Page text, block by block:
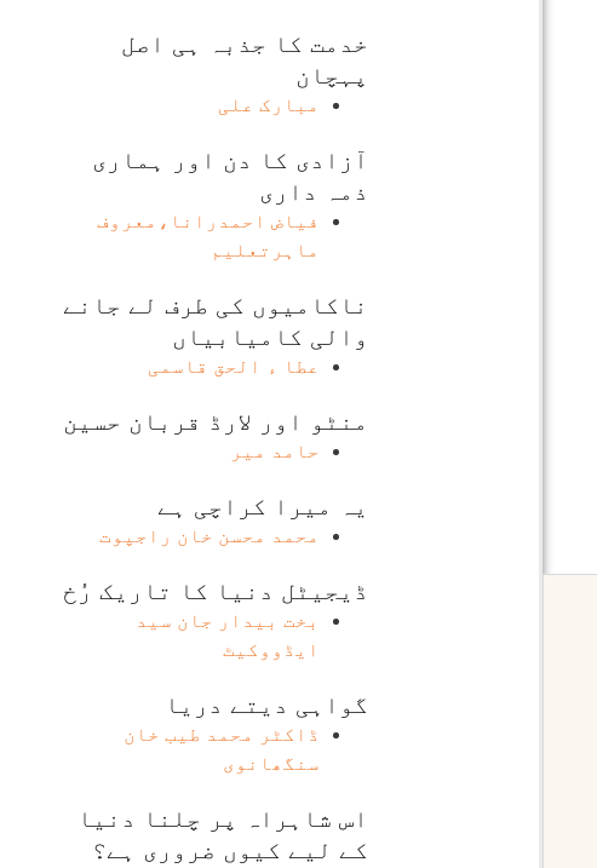
خدمت کا جذبہ ہی اصل
پہچان
مبارک علی
آزادی کا دن اور ہماری
ذمہ داری
فیاض احمدرانا،معروف
ماہرتعلیم
ناکامیوں کی طرف لے جانے
والی کامیابیاں
عطا ء الحق قاسمی
منٹو اور لارڈ قربان حسین
حامد میر
یہ میرا کراچی ہے
محمد محسن خان راجپوت
ڈیجیٹل دنیا کا تاریک رُخ
بخت بیدار جان سید
ایڈووکیٹ
گواہی دیتے دریا
ڈاکٹر محمد طیب خان
سنگھانوی
اس شاہراہ پر چلنا دنیا
کے لیے کیوں ضروری ہے؟